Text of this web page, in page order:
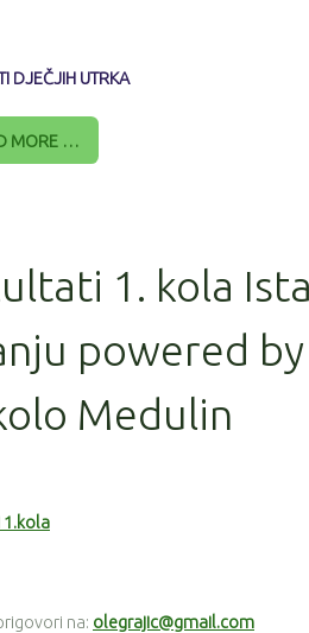
DJEČJIH UTRKA
MORE …
1. kola
powered
Medulin
1.kola
na: olegrajic@gmail.com